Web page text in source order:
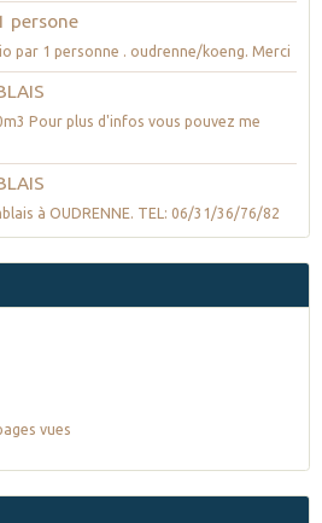
persone
par 1 personne . oudrenne/koeng. Merci
Pour plus d'infos vous pouvez me
à OUDRENNE. TEL: 06/31/36/76/82
vues